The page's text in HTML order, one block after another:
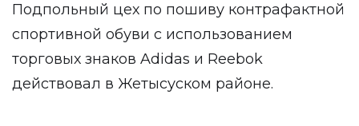
Подпольный цех по пошиву контрафактной
спортивной обуви с использованием
торговых знаков Adidas и Reebok
действовал в Жетысуском районе.